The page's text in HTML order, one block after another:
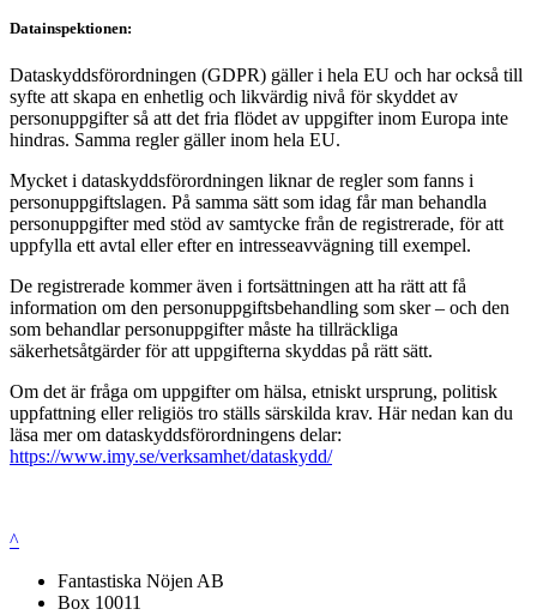
Datainspektionen:
Dataskyddsförordningen (GDPR) gäller i hela EU och har också till
syfte att skapa en enhetlig och likvärdig nivå för skyddet av
personuppgifter så att det fria flödet av uppgifter inom Europa inte
hindras. Samma regler gäller inom hela EU.
Mycket i dataskyddsförordningen liknar de regler som fanns i
personuppgiftslagen. På samma sätt som idag får man behandla
personuppgifter med stöd av samtycke från de registrerade, för att
uppfylla ett avtal eller efter en intresseavvägning till exempel.
De registrerade kommer även i fortsättningen att ha rätt att få
information om den personuppgiftsbehandling som sker – och den
som behandlar personuppgifter måste ha tillräckliga
säkerhetsåtgärder för att uppgifterna skyddas på rätt sätt.
Om det är fråga om uppgifter om hälsa, etniskt ursprung, politisk
uppfattning eller religiös tro ställs särskilda krav. Här nedan kan du
läsa mer om dataskyddsförordningens delar:
https://www.imy.se/verksamhet/dataskydd/
^
Fantastiska Nöjen AB
Box 10011